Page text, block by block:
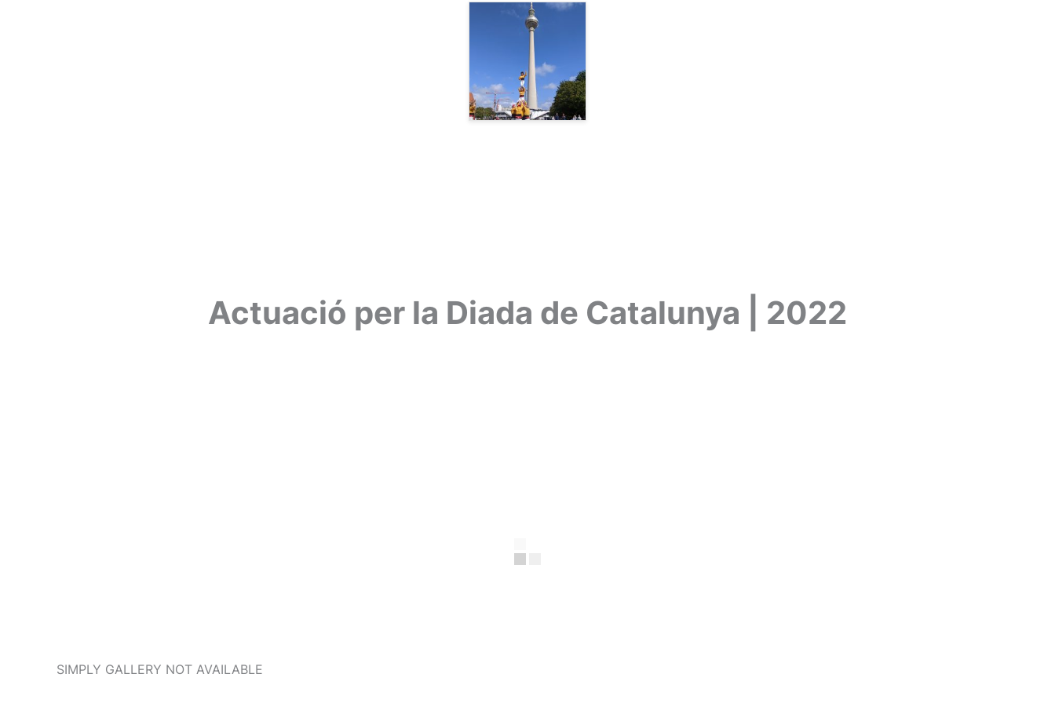
Actuació per la Diada de Catalunya | 2022
SIMPLY GALLERY NOT AVAILABLE